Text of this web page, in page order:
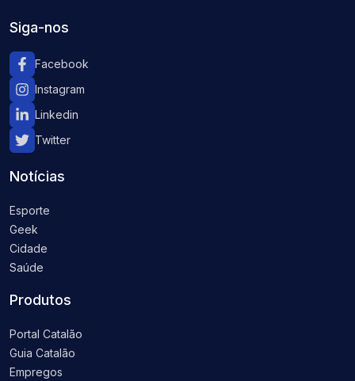
Siga-nos
Facebook
Instagram
Linkedin
Twitter
Notícias
Esporte
Geek
Cidade
Saúde
Produtos
Portal Catalão
Guia Catalão
Empregos